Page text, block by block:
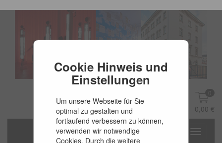
Cookie Hinweis und
Einstellungen
Um unsere Webseite für Sie
optimal zu gestalten und
fortlaufend verbessern zu können,
verwenden wir notwendige
Cookies. Durch die weitere
DE
0
0,00 €
Toggle